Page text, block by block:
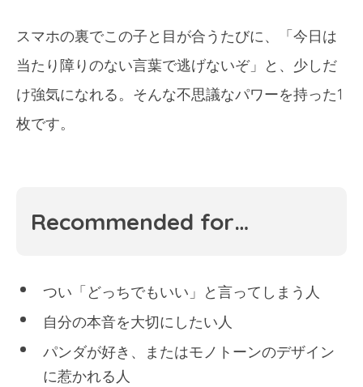
スマホの裏でこの子と目が合うたびに、「今日は
当たり障りのない言葉で逃げないぞ」と、少しだ
け強気になれる。そんな不思議なパワーを持った1
枚です。
Recommended for…
つい「どっちでもいい」と言ってしまう人
自分の本音を大切にしたい人
パンダが好き、またはモノトーンのデザイン
に惹かれる人